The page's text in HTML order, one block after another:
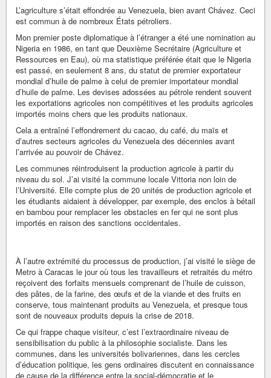
L’agriculture s’était effondrée au Venezuela, bien avant Chávez. Ceci
est commun à de nombreux États pétroliers.
Mon premier poste diplomatique à l’étranger a été une nomination au
Nigeria en 1986, en tant que Deuxième Secrétaire (Agriculture et
Ressources en Eau), où ma statistique préférée était que le Nigeria
est passé, en seulement 8 ans, du statut de premier exportateur
mondial d’huile de palme à celui de premier importateur mondial
d’huile de palme. Les devises adossées au pétrole rendent souvent
les exportations agricoles non compétitives et les produits agricoles
importés moins chers que les produits nationaux.
Cela a entraîné l’effondrement du cacao, du café, du maïs et
d’autres secteurs agricoles du Venezuela des décennies avant
l’arrivée au pouvoir de Chávez.
Les communes réintroduisent la production agricole à partir du
niveau du sol. J’ai visité la commune locale Vittoria non loin de
l’Université. Elle compte plus de 20 unités de production agricole et
les étudiants aidaient à développer, par exemple, des enclos à bétail
en bambou pour remplacer les obstacles en fer qui ne sont plus
importés en raison des sanctions occidentales.
À l’autre extrémité du processus de production, j’ai visité le siège de
Metro à Caracas le jour où tous les travailleurs et retraités du métro
reçoivent des forfaits mensuels comprenant de l’huile de cuisson,
des pâtes, de la farine, des œufs et de la viande et des fruits en
conserve, tous maintenant produits au Venezuela, et presque tous
sont de nouveaux produits depuis la crise de 2018.
Ce qui frappe chaque visiteur, c’est l’extraordinaire niveau de
sensibilisation du public à la philosophie socialiste. Dans les
communes, dans les universités bolivariennes, dans les cercles
d’éducation politique, les gens ordinaires discutent en connaissance
de cause de la différence entre la social-démocratie et le